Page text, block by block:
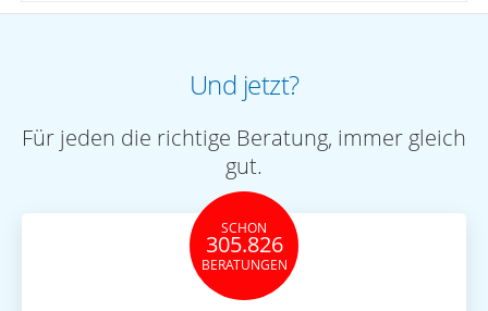
Und jetzt?
Für jeden die richtige Beratung, immer gleich
gut.
SCHON
305.826
BERATUNGEN